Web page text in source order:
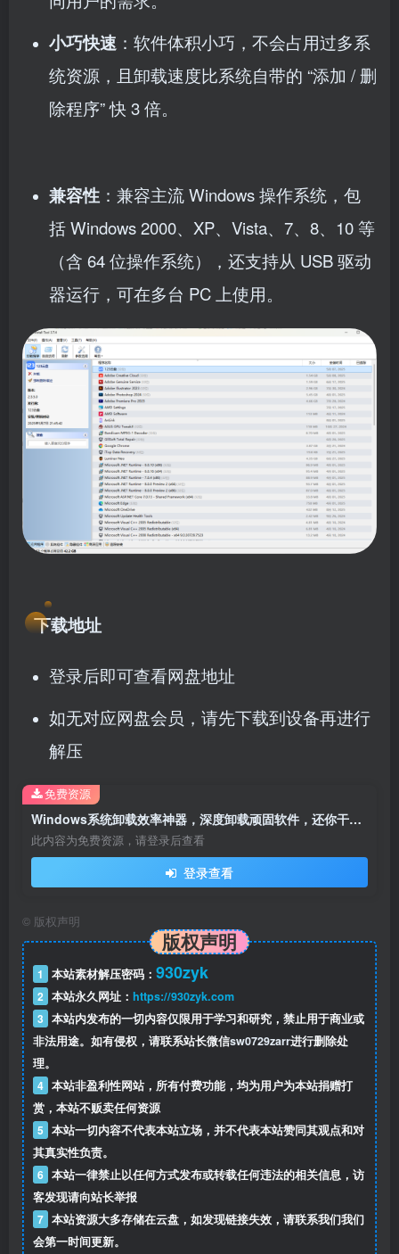
小巧快速 ：软件体积小巧，不会占用过多系
统资源，且卸载速度比系统自带的 “添加 / 删
除程序” 快 3 倍。
兼容性 ：兼容主流 Windows 操作系统，包
括 Windows 2000、XP、Vista、7、8、10 等
（含 64 位操作系统），还支持从 USB 驱动
器运行，可在多台 PC 上使用。
下载地址
登录后即可查看网盘地址
如无对应网盘会员，请先下载到设备再进行
解压
Windows系统卸载效率神器，深度卸载顽固软件，还你干净系统的专业之选！
此内容为免费资源，请登录后查看
登录查看
免费资源
© 版权声明
版权声明
1 本站素材解压密码： 930zyk
2 本站永久网址： https://930zyk.com
3 本站内发布的一切内容仅限用于学习和研究，禁止用于商业或
非法用途。如有侵权，请联系站长微信sw0729zarr进行删除处
理。
4 本站非盈利性网站，所有付费功能，均为用户为本站捐赠打
赏，本站不贩卖任何资源
5 本站一切内容不代表本站立场，并不代表本站赞同其观点和对
其真实性负责。
6 本站一律禁止以任何方式发布或转载任何违法的相关信息，访
客发现请向站长举报
7 本站资源大多存储在云盘，如发现链接失效，请联系我们我们
会第一时间更新。